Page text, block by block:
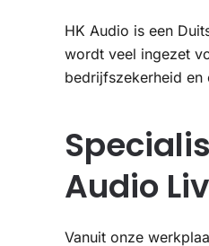
HK Audio is een
wordt veel ingezet
bedrijfszekerheid
Audio
Vanuit onze